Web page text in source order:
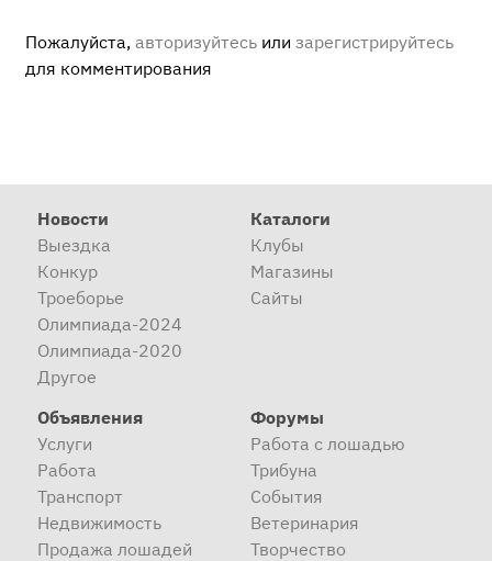
Пожалуйста, авторизуйтесь или зарегистрируйтесь
для комментирования
Новости
Выездка
Конкур
Троеборье
Олимпиада-2024
Олимпиада-2020
Другое
Каталоги
Клубы
Магазины
Сайты
Объявления
Услуги
Работа
Транспорт
Недвижимость
Продажа лошадей
Форумы
Работа с лошадью
Трибуна
События
Ветеринария
Творчество